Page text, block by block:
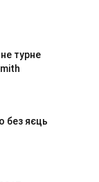
турне
без яєць